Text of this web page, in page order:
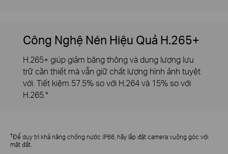
Công Nghệ Nén Hiệu Quả H.265+
H.265+ giúp giảm băng thông và dung lượng lưu
trữ cần thiết mà vẫn giữ chất lượng hình ảnh tuyệt
vời. Tiết kiệm 57.5% so với H.264 và 15% so với
H.265.*
†Để duy trì khả năng chống nước IP66, hãy lắp đặt camera vuông góc với
mặt đất.